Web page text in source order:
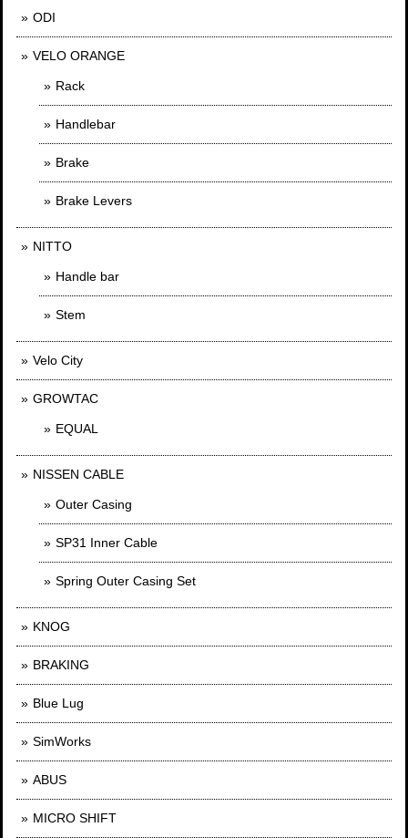
ODI
VELO ORANGE
Rack
Handlebar
Brake
Brake Levers
NITTO
Handle bar
Stem
Velo City
GROWTAC
EQUAL
NISSEN CABLE
Outer Casing
SP31 Inner Cable
Spring Outer Casing Set
KNOG
BRAKING
Blue Lug
SimWorks
ABUS
MICRO SHIFT